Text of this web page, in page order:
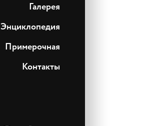
Галерея
Энциклопедия
Примерочная
Контакты